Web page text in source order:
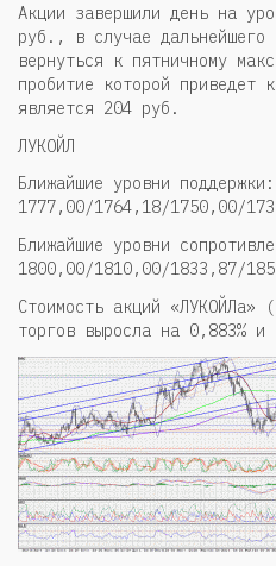
Акции завершили день на
руб., в случае дальнейшего
вернуться к пятничному
пробитие которой приведет
является 204 руб.
ЛУКОЙЛ
Ближайшие уровни поддержки:
1777,00/1764,18/1750,00/
Ближайшие уровни
1800,00/1810,00/1833,87/
Стоимость акций «ЛУКОЙЛа» (
торгов выросла на 0,883%